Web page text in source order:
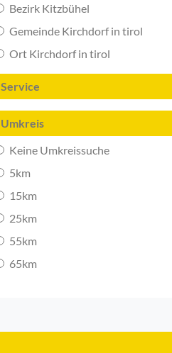
Bezirk Kitzbühel
Gemeinde Kirchdorf in tirol
Ort Kirchdorf in tirol
Service
Umkreis
Keine Umkreissuche
5km
15km
25km
55km
65km